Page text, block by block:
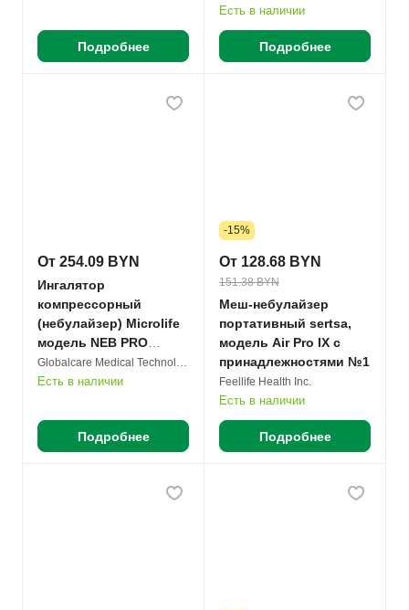
Подробнее
Есть в наличии
Подробнее
От 254.09 BYN
Ингалятор
компрессорный
(небулайзер) Microlife
модель NEB PRO
профессиональный
№1
Globalcare Medical Technology Co. Ltd.
Есть в наличии
Подробнее
-15%
От 128.68 BYN
151.38 BYN
Меш-небулайзер
портативный sertsa,
модель Air Pro IX с
принадлежностями №1
Feellife Health Inc.
Есть в наличии
Подробнее